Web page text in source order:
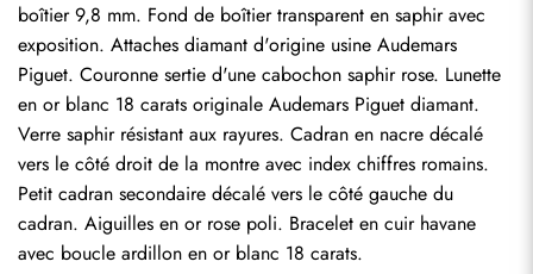
boîtier 9,8 mm. Fond de boîtier transparent en saphir avec
exposition. Attaches diamant d'origine usine Audemars
Piguet. Couronne sertie d'une cabochon saphir rose. Lunette
en or blanc 18 carats originale Audemars Piguet diamant.
Verre saphir résistant aux rayures. Cadran en nacre décalé
vers le côté droit de la montre avec index chiffres romains.
Petit cadran secondaire décalé vers le côté gauche du
cadran. Aiguilles en or rose poli. Bracelet en cuir havane
avec boucle ardillon en or blanc 18 carats.